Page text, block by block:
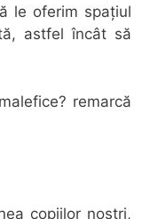
le oferim spațiul
astfel încât să
remarcă
copiilor noștri,